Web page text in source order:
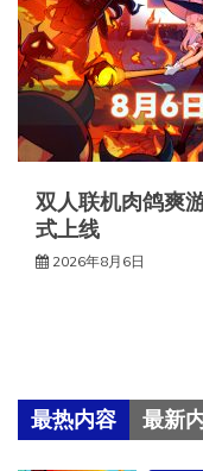
双人联机肉鸽爽
式上线
2026年8月6日
最热内容 最新